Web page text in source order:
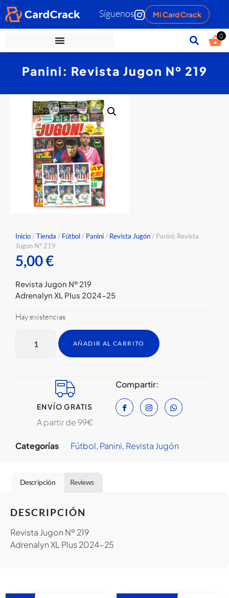
Síguenos Mi Card Crack
0
Panini: Revista Jugon Nº 219
Inicio/Tienda / Fútbol/ Panini/ Revista Jugón/ Panini: Revista
Jugon Nº 219
5,00€
Revista Jugon Nº 219
Adrenalyn XL Plus 2024-25
Hay existencias
AÑADIR AL CARRITO
ENVÍO GRATIS
A partir de 99€
Compartir:
Categorías Fútbol, Panini, Revista Jugón
Descripción Reviews
DESCRIPCIÓN
Revista Jugon Nº 219
Adrenalyn XL Plus 2024-25